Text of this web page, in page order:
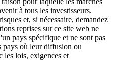
à tous les investisseurs.
et, si nécessaire, demandez
reprises sur ce site web ne
pays spécifique et ne sont pas
pays où leur diffusion ou
les lois, exigences et